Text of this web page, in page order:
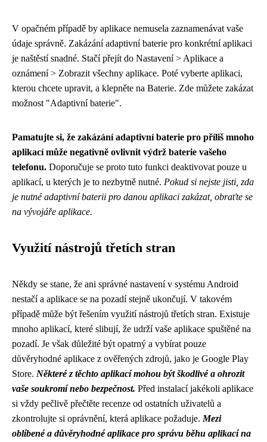
V opačném případě by aplikace nemusela zaznamenávat vaše
údaje správně. Zakázání adaptivní baterie pro konkrétní aplikaci
je naštěstí snadné. Stačí přejít do Nastavení > Aplikace a
oznámení > Zobrazit všechny aplikace. Poté vyberte aplikaci,
kterou chcete upravit, a klepněte na Baterie. Zde můžete zakázat
možnost "Adaptivní baterie".
Pamatujte si, že zakázání adaptivní baterie pro příliš mnoho
aplikací může negativně ovlivnit výdrž baterie vašeho
telefonu. Doporučuje se proto tuto funkci deaktivovat pouze u
aplikací, u kterých je to nezbytně nutné. Pokud si nejste jisti, zda
je nutné adaptivní baterii pro danou aplikaci zakázat, obraťte se
na vývojáře aplikace.
Využití nástrojů třetích stran
Někdy se stane, že ani správné nastavení v systému Android
nestačí a aplikace se na pozadí stejně ukončují. V takovém
případě může být řešením využití nástrojů třetích stran. Existuje
mnoho aplikací, které slibují, že udrží vaše aplikace spuštěné na
pozadí. Je však důležité být opatrný a vybírat pouze
důvěryhodné aplikace z ověřených zdrojů, jako je Google Play
Store. Některé z těchto aplikací mohou být škodlivé a ohrozit
vaše soukromí nebo bezpečnost. Před instalací jakékoli aplikace
si vždy pečlivě přečtěte recenze od ostatních uživatelů a
zkontrolujte si oprávnění, která aplikace požaduje. Mezi
oblíbené a důvěryhodné aplikace pro správu běhu aplikací na